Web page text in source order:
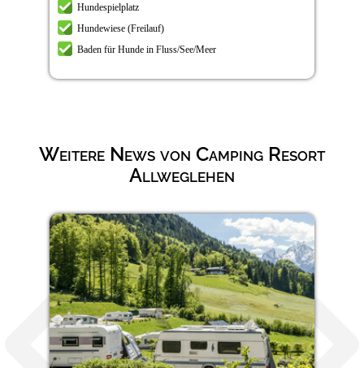
Hundespielplatz
Hundewiese (Freilauf)
Baden für Hunde in Fluss/See/Meer
Weitere News von Camping Resort
Allweglehen